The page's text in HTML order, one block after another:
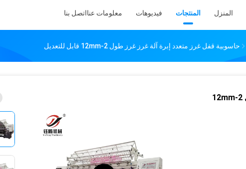
المنزل المنتجات فيديوهات معلومات عنااتصل بنا
حاسوبية قفل غرز متعدد إبرة آلة غرز غرز طول 2-12mm قابل للتعديل
حاسوبية قفل غرز متعدد إبرة آلة غرز غرز طول 2-12mm